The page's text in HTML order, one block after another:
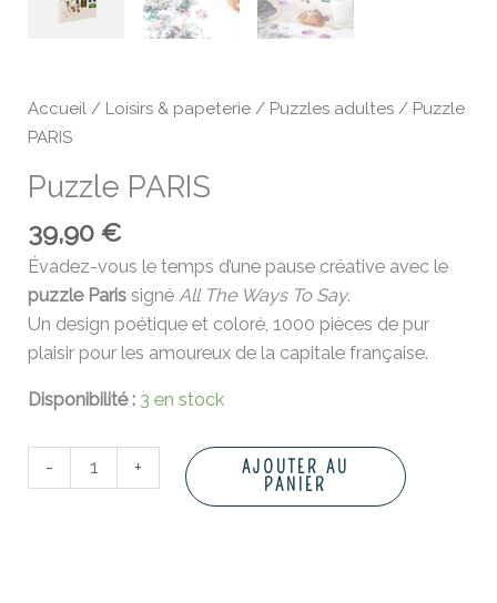
Accueil / Loisirs & papeterie / Puzzles adultes / Puzzle
PARIS
Puzzle PARIS
39,90€
Évadez-vous le temps d’une pause créative avec le
puzzle Paris signéAll The Ways To Say.
Un design poétique et coloré, 1000 pièces de pur
plaisir pour les amoureux de la capitale française.
Disponibilité : 3 en stock
- +
AJOUTER AU
PANIER